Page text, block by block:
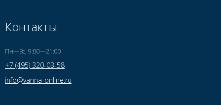
Контакты
Пн—Вс, 9:00—21:00
+7 (495) 320-03-58
info@vanna-online.ru